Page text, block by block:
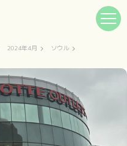
2024年4月 ソウル